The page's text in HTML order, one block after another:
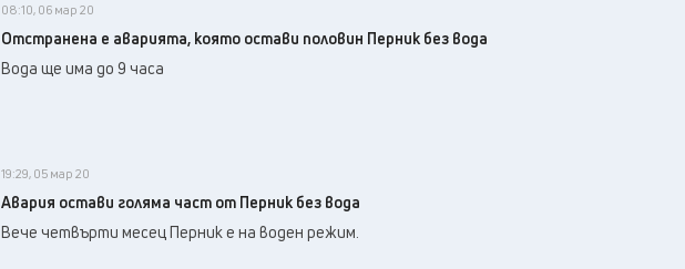
08:10, 06 мар 20
Отстранена е аварията, която остави половин Перник без вода
Вода ще има до 9 часа
19:29, 05 мар 20
Авария остави голяма част от Перник без вода
Вече четвърти месец Перник е на воден режим.